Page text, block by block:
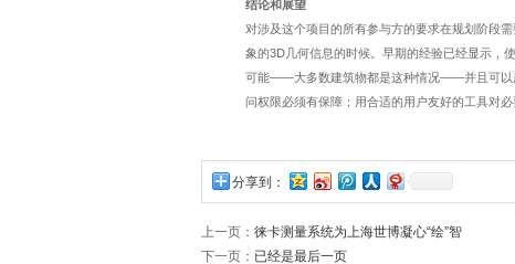
结论和展望
对涉及这个项目的所有参与方的要求在规划阶段
象的3D几何信息的时候。早期的经验已经显示，
可能――大多数建筑物都是这种情况――并且可以
问权限必须有保障；用合适的用户友好的工具对
分享到：
上一页： 徕卡测量系统为上海世博凝心“绘”智
下一页： 已经是最后一页